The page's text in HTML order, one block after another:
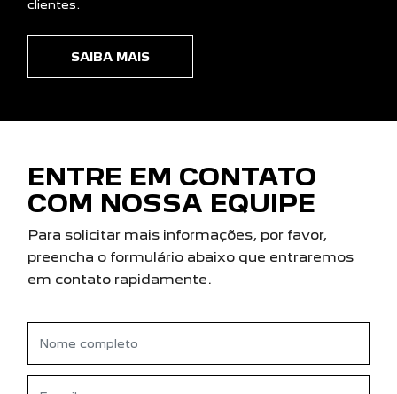
clientes.
SAIBA MAIS
ENTRE EM CONTATO
COM NOSSA EQUIPE
Para solicitar mais informações, por favor,
preencha o formulário abaixo que entraremos
em contato rapidamente.